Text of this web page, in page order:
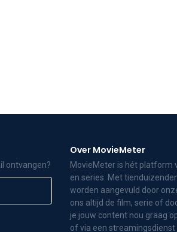
ontvangen?
Over MovieMeter
MovieMeter is hét platform
en series. Met
worden aangevuld door
ons altijd de film, serie of
je jouw content nou graag
of via een